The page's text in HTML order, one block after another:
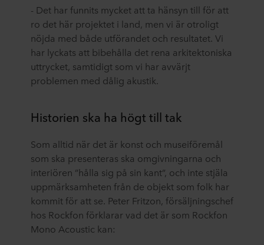
- Det har funnits mycket att ta hänsyn till för att
ro det här projektet i land, men vi är otroligt
nöjda med både utförandet och resultatet. Vi
har lyckats att bibehålla det rena arkitektoniska
uttrycket, samtidigt som vi har avvärjt
problemen med dålig akustik.
Historien ska ha högt till tak
Som alltid när det är konst och museiföremål
som ska presenteras ska omgivningarna och
interiören ”hålla sig på sin kant”, och inte stjäla
uppmärksamheten från de objekt som folk har
kommit för att se. Peter Fritzon, försäljningschef
hos Rockfon förklarar vad det är som Rockfon
Mono Acoustic kan: